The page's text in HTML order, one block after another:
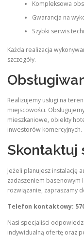
Kompleksowa
Gwarancja na
Szybki serwis
Każda realizacja
szczegóły.
Realizujemy usługi na
miejscowości.
mieszkaniowe, obiekty
inwestorów komercyjnych.
Skontaktuj
Jeżeli planujesz instalację
zadaszeniem basenowym
rozwiązanie, zapraszamy
Telefon kontaktowy: 570
Nasi specjaliści
indywidualną ofertę oraz